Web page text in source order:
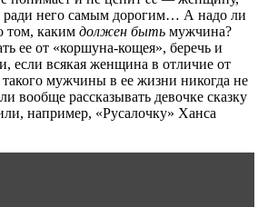
ради него самым дорогим… А надо ли
том, каким должен быть мужчина?
ее от «коршуна-кощея», беречь и
если всякая женщина в отличие от
такого мужчины в ее жизни никогда не
вообще рассказывать девочке сказку
например, «Русалочку» Ханса